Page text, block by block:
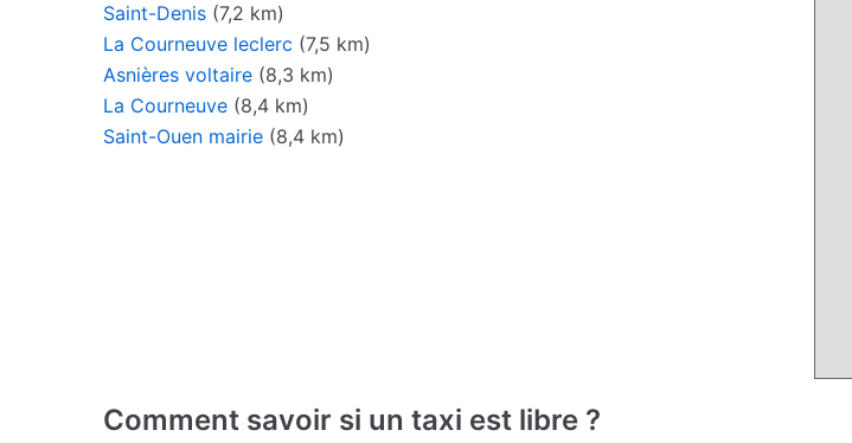
Saint-Denis (7,2 km)
La Courneuve leclerc (7,5 km)
Asnières voltaire (8,3 km)
La Courneuve (8,4 km)
Saint-Ouen mairie (8,4 km)
Comment savoir si un taxi est libre ?